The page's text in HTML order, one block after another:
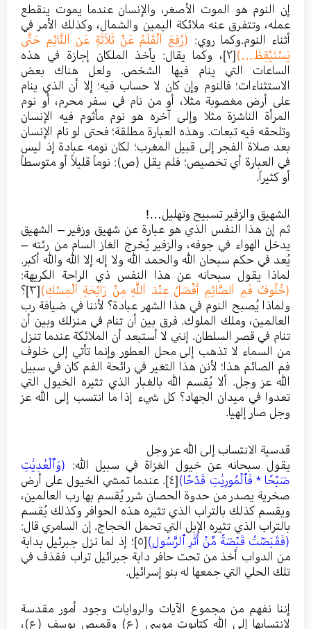
إن النوم هو الموت الأصغر، والإنسان عندما يموت ينقطع
عمله، وتتفرق عنه ملائكة اليمين والشمال، وكذلك الأمر في
أثناء النوم.وكما روي: (رُفِعَ اَلْقَلَمُ عَنْ ثَلاَثَةٍ عَنِ اَلنَّائِمِ حَتَّى
يَسْتَيْقِظَ…)[٢]
، وكما يقال: يأخذ الملكان إجازة في هذه
الساعات التي ينام فيها الشخص. ولعل هناك بعض
الاستثناءات؛ فالنوم وإن كان لا حساب فيه؛ إلا أن الذي ينام
على أرض مغصوبة مثلا، أو من نام في سفر محرم، أو نوم
المرأة الناشزة مثلا وإلى آخره هو نوم مأثوم فيه الإنسان
وتلحقه فيه تبعات. وهذه العبارة مطلقة؛ فحتى لو نام الإنسان
بعد صلاة الفجر إلى قبيل المغرب؛ لكان نومه عبادة إذ ليس
في العبارة أي تخصيص؛ فلم يقل (ص): نوماً قليلاً أو متوسطاً
أو كثيراً.
الشهيق والزفير تسبيح وتهليل…!
ثم إن هذا النفس الذي هو عبارة عن شهيق وزفير – الشهيق
يدخل الهواء في جوفه، والزفير يُخرج الغاز السام من رئته –
يُعد في حكم سبحان الله والحمد الله ولا إله إلا الله والله أكبر.
لماذا يقول سبحانه عن هذا النفس ذي الراحة الكريهة:
(خُلُوفُ فَمِ اَلصَّائِمِ أَفْضَلُ عِنْدَ اَللَّهِ مِنْ رَائِحَةِ اَلْمِسْكِ)[٣]
؟
ولماذا يُصبح النوم في هذا الشهر عبادة؟ لأننا في ضيافة رب
العالمين، وملك الملوك. فرق بين أن تنام في منزلك وبين أن
تنام في قصر السلطان. إنني لا أستبعد أن الملائكة عندما تنزل
من السماء لا تذهب إلى محل العطور وإنما تأتي إلى خلوف
فم الصائم هذا؛ لأنن هذا التغير في رائحة الفم كان في سبيل
الله عز وجل. ألا يُقسم الله بالغبار الذي تثيره الخيول التي
تعدوا في ميدان الجهاد؟ كل شيء إذا ما انتسب إلى الله عز
وجل صار إلهيا.
قدسية الانتساب إلى الله عز وجل
يقول سبحانه عن خيول الغزاة في سبيل الله: (وَٱلۡعَٰدِيَٰتِ
ضَبۡحٗا * فَٱلۡمُورِيَٰتِ قَدۡحٗا)[٤]
. عندما تمشي الخيول على أرض
صخرية يصدر من حدوة الحصان شرر يُقسم بها رب العالمين،
ويقسم كذلك بالتراب الذي تثيره هذه الحوافر وكذلك يُقسم
بالتراب الذي تثيره الإبل التي تحمل الحجاج. إن السامري قال:
(فَقَبَضۡتُ قَبۡضَةٗ مِّنۡ أَثَرِ ٱلرَّسُولِ)[٥]
؛ إذ لما نزل جبرئيل بدابة
من الدواب أخذ من تحت حافر دابة جبرائيل تراب فقذف في
تلك الحلي التي جمعها له بنو إسرائيل.
إننا نفهم من مجموع الآيات والروايات وجود أمور مقدسة
لانتسابها إلى الله كتابوت موسى (ع) وقميص يوسف (ع)،